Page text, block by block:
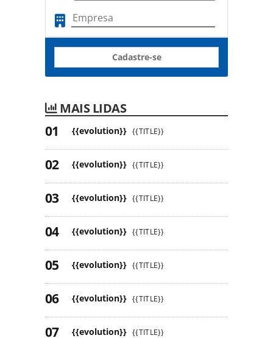
Cadastre-se
MAIS LIDAS
{{evolution}} {{TITLE}}
{{evolution}} {{TITLE}}
{{evolution}} {{TITLE}}
{{evolution}} {{TITLE}}
{{evolution}} {{TITLE}}
{{evolution}} {{TITLE}}
{{evolution}} {{TITLE}}